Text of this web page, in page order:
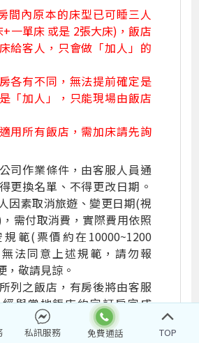
間內原本的床型已可睡三人
一單床 或是 2張大床)，飯店
給客人，只會做「加人」的
各有不同，無法提前確定是
「加人」，只能現場由飯店
用所有飯店，需加床請先詢
司作業條件，由客服人員通
更換名單、不得更改日期。
因素取消旅遊、變更日期(視
需付取消費，實際費用依照
範(票價約在10000~1200
法同意上述規範，請勿報
，敬請見諒。
列之飯店，有房後將由客服
與當地飯店約定訂房完成
證住房並下訂全額付費，若
欲更改或取消行程，飯店取
私訊服務 TOP